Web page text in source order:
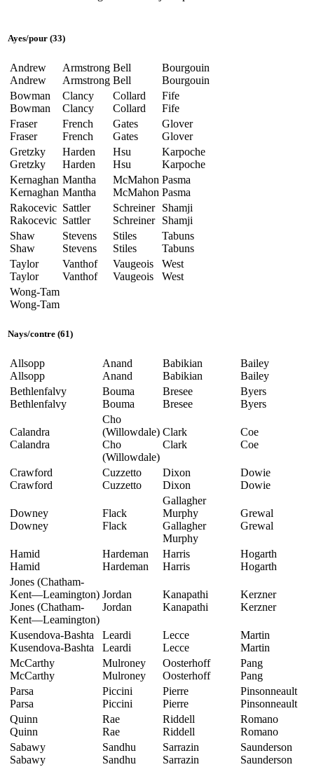
Ayes/pour (33)
Andrew
Andrew
Armstrong
Armstrong
Bell
Bell
Bourgouin
Bourgouin
Bowman
Bowman
Clancy
Clancy
Collard
Collard
Fife
Fife
Fraser
Fraser
French
French
Gates
Gates
Glover
Glover
Gretzky
Gretzky
Harden
Harden
Hsu
Hsu
Karpoche
Karpoche
Kernaghan
Kernaghan
Mantha
Mantha
McMahon
McMahon
Pasma
Pasma
Rakocevic
Rakocevic
Sattler
Sattler
Schreiner
Schreiner
Shamji
Shamji
Shaw
Shaw
Stevens
Stevens
Stiles
Stiles
Tabuns
Tabuns
Taylor
Taylor
Vanthof
Vanthof
Vaugeois
Vaugeois
West
West
Wong-Tam
Wong-Tam
Nays/contre (61)
Allsopp
Allsopp
Anand
Anand
Babikian
Babikian
Bailey
Bailey
Bethlenfalvy
Bethlenfalvy
Bouma
Bouma
Bresee
Bresee
Byers
Byers
Calandra
Calandra
Cho
(Willowdale)
Cho
(Willowdale)
Clark
Clark
Coe
Coe
Crawford
Crawford
Cuzzetto
Cuzzetto
Dixon
Dixon
Dowie
Dowie
Downey
Downey
Flack
Flack
Gallagher
Murphy
Gallagher
Murphy
Grewal
Grewal
Hamid
Hamid
Hardeman
Hardeman
Harris
Harris
Hogarth
Hogarth
Jones (Chatham-
Kent—Leamington)
Jones (Chatham-
Kent—Leamington)
Jordan
Jordan
Kanapathi
Kanapathi
Kerzner
Kerzner
Kusendova-Bashta
Kusendova-Bashta
Leardi
Leardi
Lecce
Lecce
Martin
Martin
McCarthy
McCarthy
Mulroney
Mulroney
Oosterhoff
Oosterhoff
Pang
Pang
Parsa
Parsa
Piccini
Piccini
Pierre
Pierre
Pinsonneault
Pinsonneault
Quinn
Quinn
Rae
Rae
Riddell
Riddell
Romano
Romano
Sabawy
Sabawy
Sandhu
Sandhu
Sarrazin
Sarrazin
Saunderson
Saunderson